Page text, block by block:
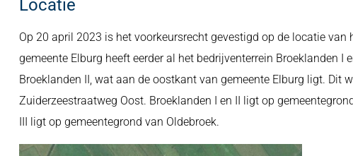
Locatie
Op 20 april 2023 is het voorkeursrecht gevestigd op de locatie van
gemeente Elburg heeft eerder al het bedrijventerrein Broeklanden
Broeklanden II, wat aan de oostkant van gemeente Elburg ligt. Dit
Zuiderzeestraatweg Oost. Broeklanden I en II ligt op
III ligt op gemeentegrond van Oldebroek.